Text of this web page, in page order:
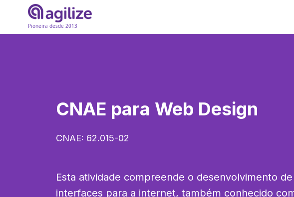
Pioneira desde 2013
CNAE para Web Design
CNAE: 62.015-02
Esta atividade compreende o desenvolvimento de
interfaces para a internet, também conhecido